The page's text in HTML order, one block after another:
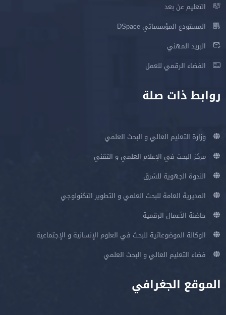
التعليم عن بعد
المستودع المؤسساتي DSpace
البريد المهني
الفضاء الرقمي للعمل
روابط ذات صلة
وزارة التعليم العالي و البحث العلمي
مركز البحث في الإعلام العلمي و التقني
الندوة الجهوية للشرق
المديرية العامة للبحث العلمي و التطوير التكنولوجي
حاضنة الأعمال الرقمية
الوكالة الموضوعاتية للبحث في العلوم الإنسانية و الإجتماعية
فضاء التعليم العالي و البحث العلمي
الموقع الجغرافي